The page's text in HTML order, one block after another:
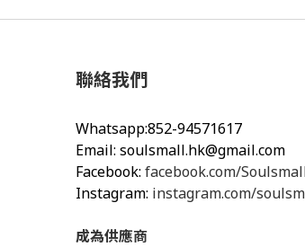
聯絡我們
Whatsapp:852-94571617
Email: soulsmall.hk@gmail.com
Facebook: facebook.com/
Instagram: instagram.com/
成為供應商